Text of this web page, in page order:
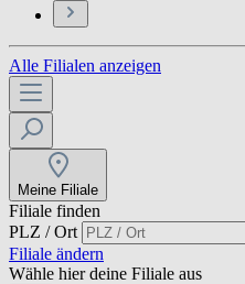
Alle Filialen anzeigen
Meine Filiale
Filiale finden
PLZ / Ort
Filiale ändern
Wähle hier deine Filiale aus